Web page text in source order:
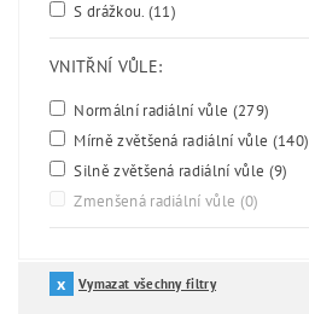
S drážkou. (11)
VNITŘNÍ VŮLE:
Normální radiální vůle (279)
Mírně zvětšená radiální vůle (140)
Silně zvětšená radiální vůle (9)
Zmenšená radiální vůle (0)
Vymazat všechny filtry